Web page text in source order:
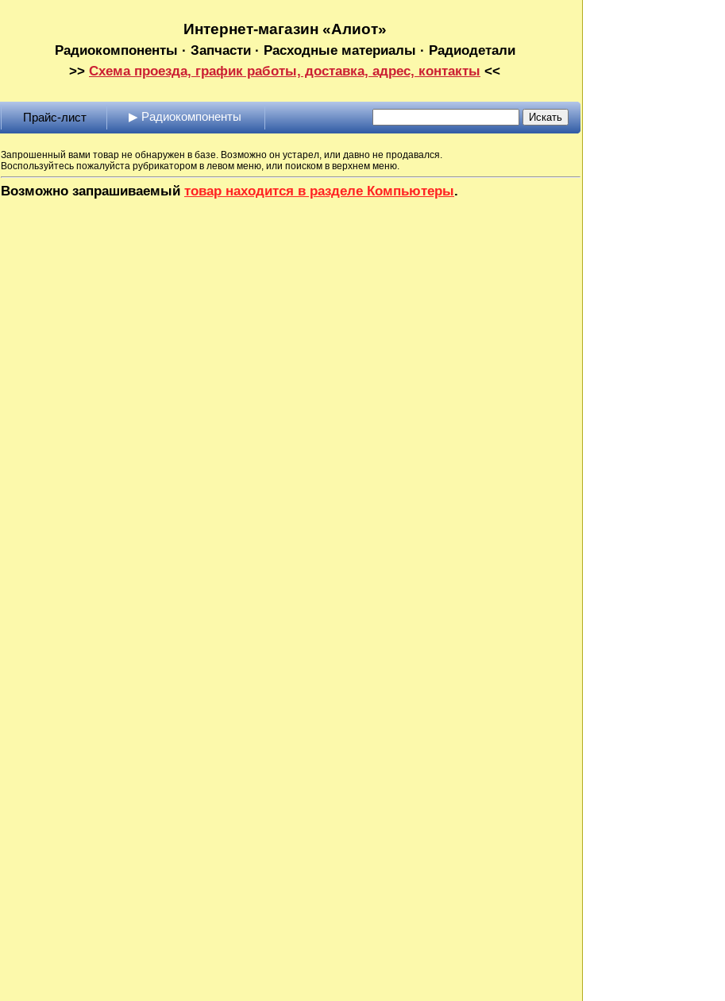
Интернет-магазин «Алиот»
Радиокомпоненты · Запчасти · Расходные материалы · Радиодетали
>> Схема проезда, график работы, доставка, адрес, контакты <<
Прайс-лист ▶ Радиокомпоненты
Запрошенный вами товар не обнаружен в базе. Возможно он устарел, или давно не продавался.
Воспользуйтесь пожалуйста рубрикатором в левом меню, или поиском в верхнем меню.
Возможно запрашиваемый товар находится в разделе Компьютеры.